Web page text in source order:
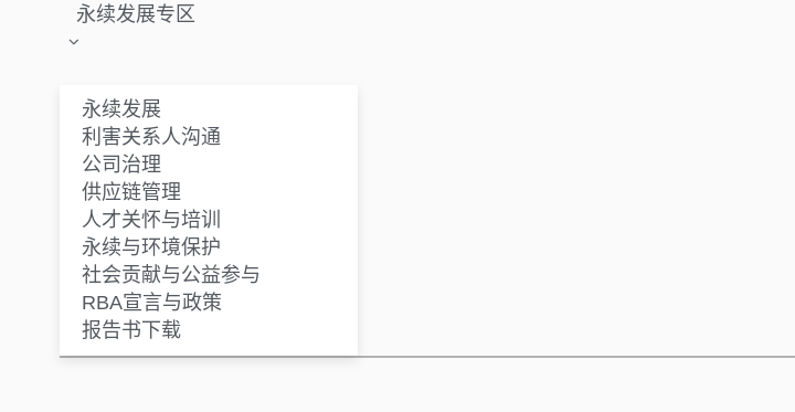
永续发展专区
永续发展
利害关系人沟通
公司治理
供应链管理
人才关怀与培训
永续与环境保护
社会贡献与公益参与
RBA宣言与政策
报告书下载